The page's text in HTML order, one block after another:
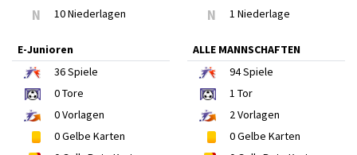
N 10 Niederlagen N 1 Niederlage
E-Junioren
36Spiele
0Tore
0Vorlagen
0Gelbe Karten
ALLE MANNSCHAFTEN
94Spiele
1 Tor
2Vorlagen
0Gelbe Karten